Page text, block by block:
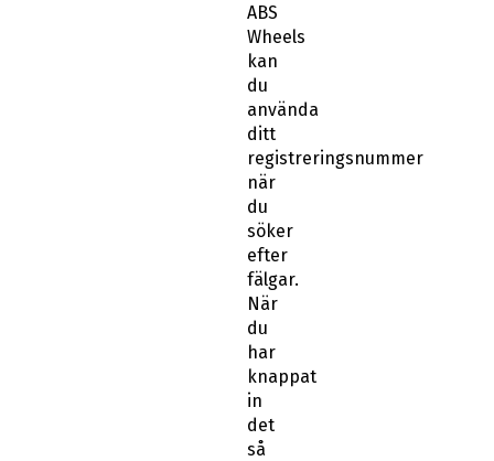
ABS
Wheels
kan
du
använda
ditt
registreringsnummer
när
du
söker
efter
fälgar.
När
du
har
knappat
in
det
så